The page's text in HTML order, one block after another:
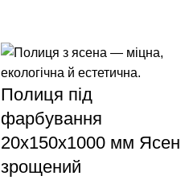
Полиця під
фарбування
20х150х1000 мм Ясен
зрощений